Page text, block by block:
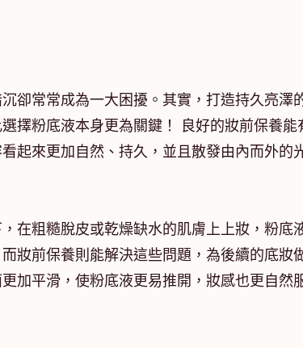
卻常常成為一大困擾。其實，打造持久亮澤
擇粉底液本身更為關鍵！ 良好的妝前保養能
起來更加自然、持久，並且散發由內而外的
在粗糙脫皮或乾燥缺水的肌膚上上妝，粉底
妝前保養則能解決這些問題，為後續的底妝
加平滑，使粉底液更易推開，妝感也更自然